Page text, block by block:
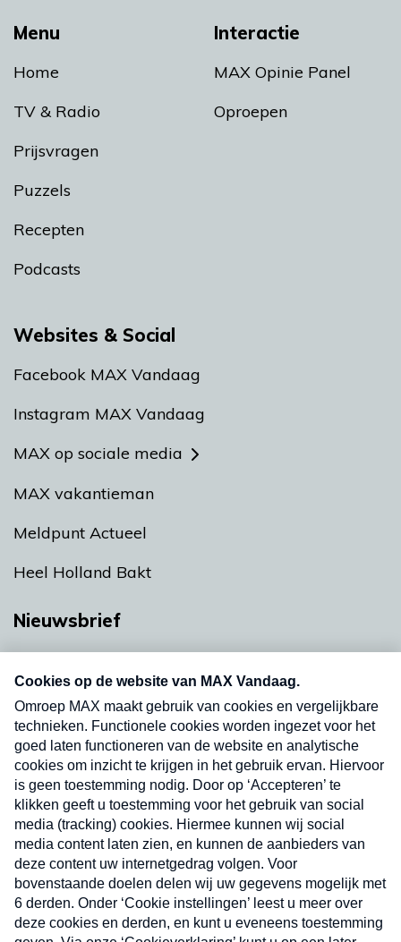
Menu
Home
TV & Radio
Prijsvragen
Puzzels
Recepten
Podcasts
Interactie
MAX Opinie Panel
Oproepen
Websites & Social
Facebook MAX Vandaag
Instagram MAX Vandaag
MAX op sociale media
MAX vakantieman
Meldpunt Actueel
Heel Holland Bakt
Nieuwsbrief
nieuwsbrief. Elke vrijdag- en dinsdagochtend in
uw mailbox.
Verzend
Nieuwsbrief